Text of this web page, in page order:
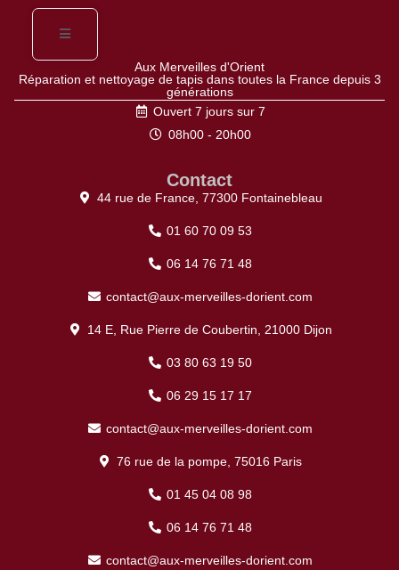
Aux Merveilles d'Orient
Réparation et nettoyage de tapis dans toutes la France depuis 3
générations
Ouvert 7 jours sur 7
08h00 - 20h00
Contact
44 rue de France, 77300 Fontainebleau
01 60 70 09 53
06 14 76 71 48
contact@aux-merveilles-dorient.com
14 E, Rue Pierre de Coubertin, 21000 Dijon
03 80 63 19 50
06 29 15 17 17
contact@aux-merveilles-dorient.com
76 rue de la pompe, 75016 Paris
01 45 04 08 98
06 14 76 71 48
contact@aux-merveilles-dorient.com